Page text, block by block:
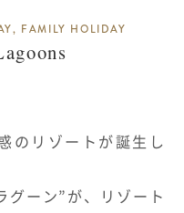
OFFERS
FAMILY HOLIDAY
のリゾートが誕生し
グーン”が、リゾート